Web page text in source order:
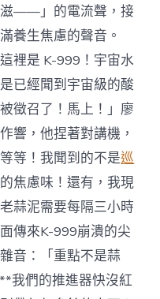
滋——」的電流聲，接
養生焦慮的聲音。
裡是 K-999！宇宙水
已經聞到宇宙級的酸
徵召了！馬上！」廖
響，他捏著對講機，
等！我聞到的不是巡
焦慮味！還有，我現
蒜泥需要每隔三小時
傳來K-999崩潰的尖
音：「重點不是蒜
我們的推進器快沒紅